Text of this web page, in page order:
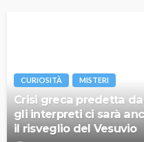
CURIOSITÀ MISTERI
Crisi greca predetta
gli interpreti ci sarà
il risveglio del Vesuvio